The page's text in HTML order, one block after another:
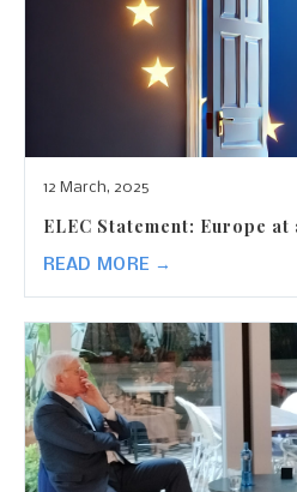
12 March, 2025
ELEC Statement: Europe
READ MORE →